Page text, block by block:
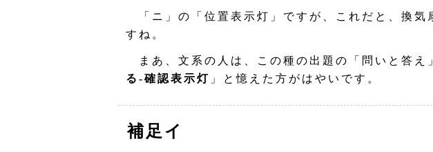
「ニ」の「位置表示灯」ですが、これだと、換気
すね。
まあ、文系の人は、この種の出題の「問いと答え
る‐確認表示灯 」と憶えた方がはやいです。
補足イ